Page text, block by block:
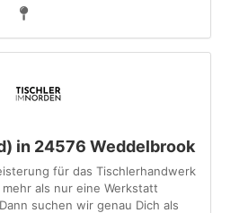
in 24576 Weddelbrook
für das Tischlerhandwerk
als nur eine Werkstatt
suchen wir genau Dich als